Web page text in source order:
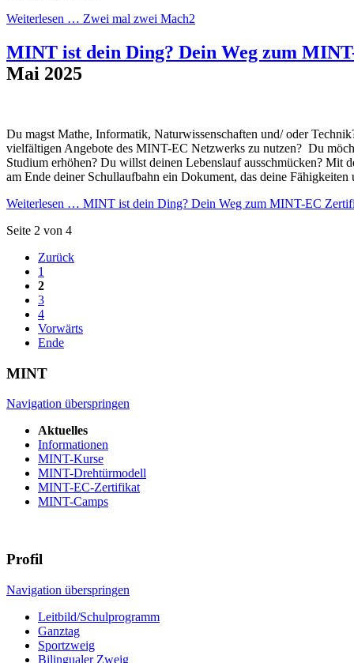
Weiterlesen … Zwei mal zwei Mach2
MINT ist dein Ding? Dein Weg zum
Mai 2025
Du magst Mathe, Informatik, Naturwissenschaften und/ oder
vielfältigen Angebote des MINT-EC Netzwerks zu nutzen? Du
Studium erhöhen? Du willst deinen Lebenslauf ausschmücken? Mit
am Ende deiner Schullaufbahn ein Dokument, das deine
Weiterlesen … MINT ist dein Ding? Dein Weg zum MINT-EC
Seite 2 von 4
Zurück
1
2
3
4
Vorwärts
Ende
MINT
Navigation überspringen
Aktuelles
Informationen
MINT-Kurse
MINT-Drehtürmodell
MINT-EC-Zertifikat
MINT-Camps
Profil
Navigation überspringen
Leitbild/Schulprogramm
Ganztag
Sportzweig
Bilingualer Zweig